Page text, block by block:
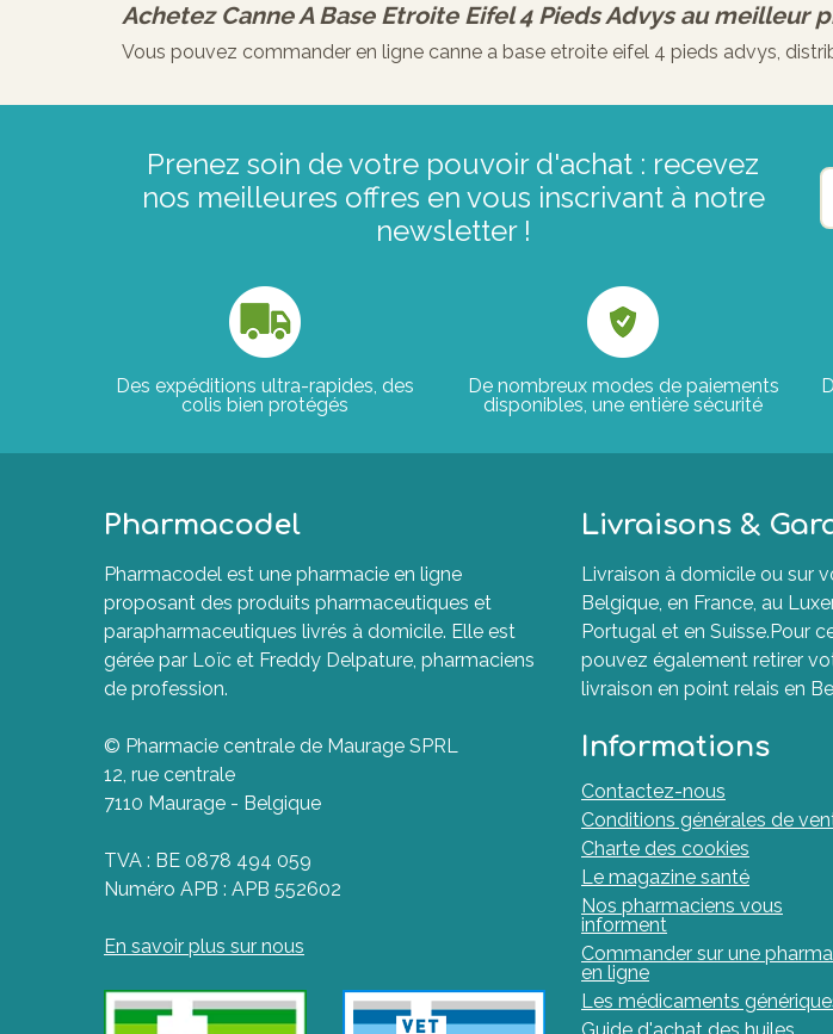
Achetez Canne A Base Etroite Eifel 4 Pieds Advysau meilleur
Vous pouvez commander en ligne canne a base etroite eifel 4 pieds advys,
Prenez soin de votre pouvoir d'achat : recevez
nos meilleures offres en vous inscrivant à notre
newsletter !
Des expéditions ultra-rapides, des
colis bien protégés
De nombreux modes de paiements
disponibles, une entière sécurité
Pharmacodel
Pharmacodel est une pharmacie en ligne
proposant des produits pharmaceutiques et
parapharmaceutiques livrés à domicile. Elle est
gérée par Loïc et Freddy Delpature, pharmaciens
de profession.
© Pharmacie centrale de Maurage SPRL
12, rue centrale
7110 Maurage - Belgique
TVA : BE 0878 494 059
Numéro APB : APB 552602
En savoir plus sur nous
Livraisons &
Livraison à domicile ou sur
Belgique, en France, au
Portugal et en Suisse.Pour
pouvez également retirer
livraison en point relais en
Informations
Contactez-nous
Conditions générales de
Charte des cookies
Le magazine santé
Nos pharmaciens vous
informent
Commander sur une
en ligne
Les médicaments